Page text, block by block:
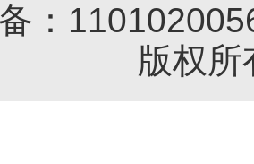
：
版权